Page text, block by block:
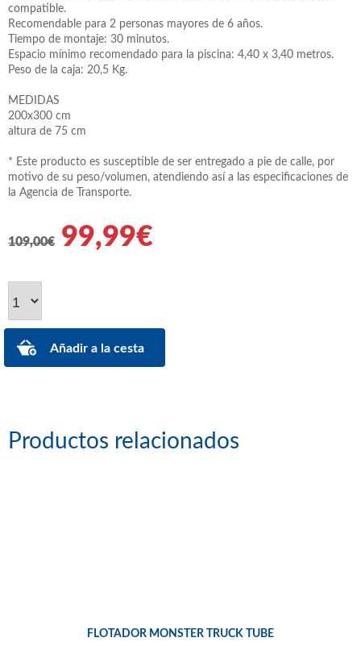
compatible.
Recomendable para 2 personas mayores de 6 años.
Tiempo de montaje: 30 minutos.
Espacio mínimo recomendado para la piscina: 4,40 x 3,40 metros.
Peso de la caja: 20,5 Kg.
MEDIDAS
200x300 cm
altura de 75 cm
* Este producto es susceptible de ser entregado a pie de calle, por
motivo de su peso/volumen, atendiendo así a las especificaciones de
la Agencia de Transporte.
109,00€ 99,99€
Productos relacionados
FLOTADOR MONSTER TRUCK TUBE